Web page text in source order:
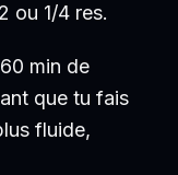
ou 1/4 res.
min de
que tu fais
fluide,